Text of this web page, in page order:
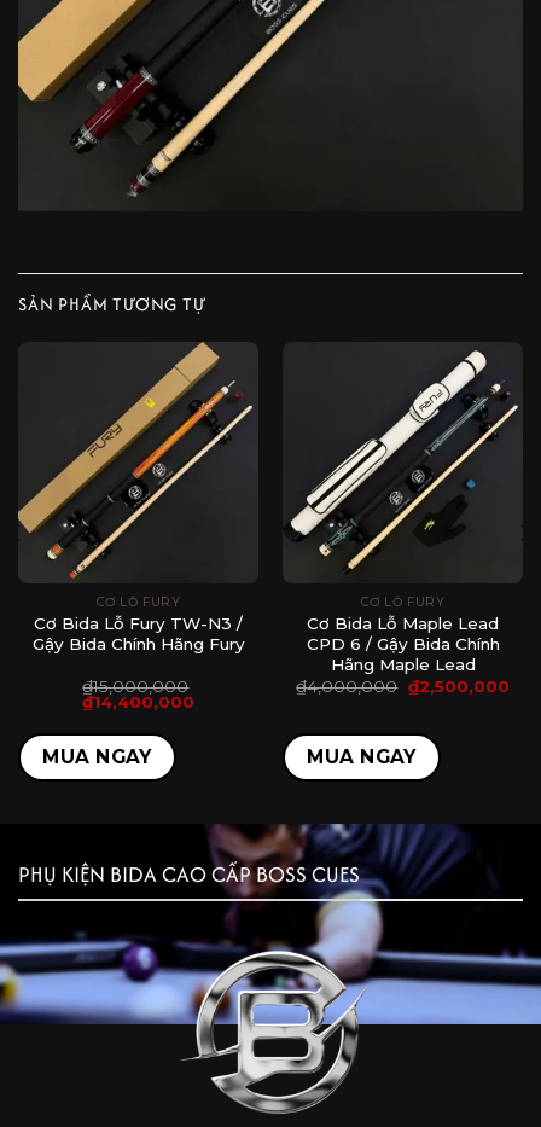
SẢN PHẨM TƯƠNG TỰ
CƠ LỖ FURY
Cơ Bida Lỗ Fury TW-N3 /
Gậy Bida Chính Hãng Fury
₫15,000,000
Giá
gốc
là:
₫15,000,000.
₫14,400,000
₫14,400,000.
MUA NGAY
CƠ LỖ FURY
Cơ Bida Lỗ Maple Lead
CPD 6 / Gậy Bida Chính
Hãng Maple Lead
₫4,000,000 Giá
gốc
₫4,000,000.
₫2,500,000Giá
MUA NGAY
PHỤ KIỆN BIDA CAO CẤP BOSS CUES